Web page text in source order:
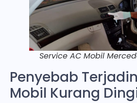
Service AC Mobil
Penyebab
Mobil Kurang